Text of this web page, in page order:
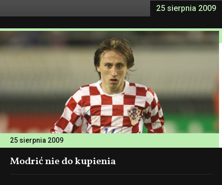
25 sierpnia 2009
25 sierpnia 2009
Modrić nie do kupienia